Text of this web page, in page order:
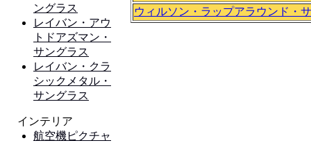
ウィルソン・ラップアラウンド・